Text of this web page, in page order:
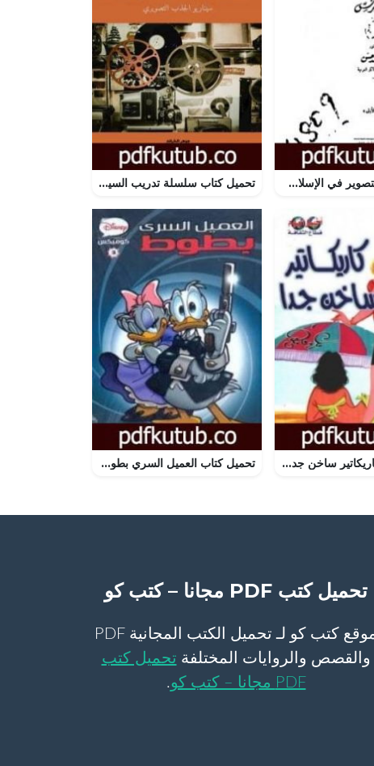
تحميل كتاب التصوير في الإسلام عند الفرس – نسخة أخرى PDF تأليف زكي محمد حسن مجانا [كامل] تحميل كتاب سلسلة تدريب السيناريو PDF تأليف رافع آدم الهاشمي مجانا [كامل]
تحميل كتاب كاريكاتير ساخن جدا PDF تأليف عمرو فهمي مجانا [كامل] تحميل كتاب العميل السري بطوط PDF تأليف والت ديزني مجانا [كامل]
تحميل كتب PDF مجانا – كتب كو
موقع كتب كو لـ تحميل الكتب المجانية PDF
والقصص والروايات المختلفة تحميل كتب
PDF مجانا – كتب كو
.